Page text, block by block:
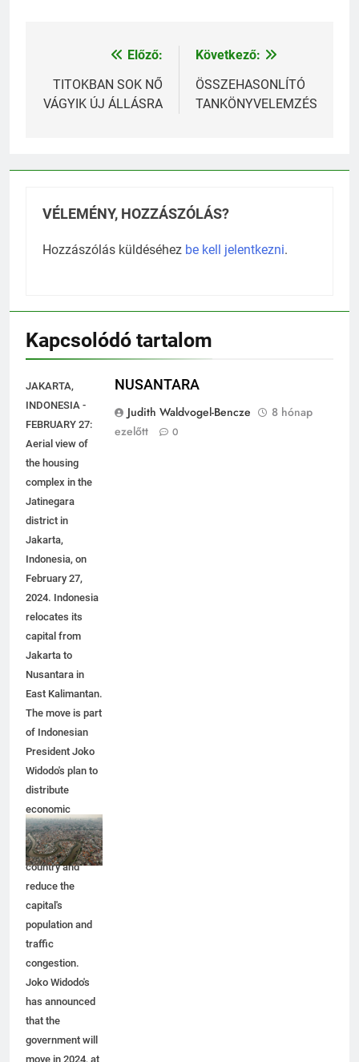
Bejegyzés
navigáció
TITOKBAN SOK NŐ
ÖSSZEHASONLÍTÓ
Kapcsolódó tartalom
JAKARTA,
INDONESIA -
FEBRUARY 27:
Aerial view of
the housing
complex in the
Jatinegara
district in
Jakarta,
Indonesia, on
February 27,
2024. Indonesia
relocates its
capital from
Jakarta to
Nusantara in
East Kalimantan.
The move is part
of Indonesian
President Joko
Widodo's plan to
distribute
economic
activity
throughout the
country and
reduce the
capital's
population and
traffic
congestion.
Joko Widodo's
has announced
that the
government will
Judith Waldvogel-Bencze